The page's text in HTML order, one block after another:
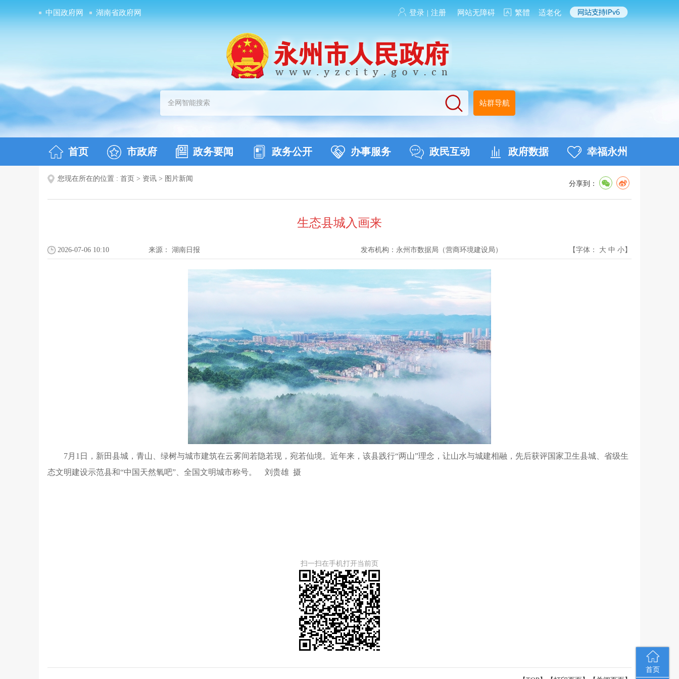
中国政府网 湖南省政府网 登录 | 注册 网站无障碍 繁體 适老化
站群导航
首页 市政府 政务要闻 政务公开 办事服务 政民互动 政府数据 幸福永州
首页
您现在所在的位置 : 首页 > 资讯 > 图片新闻
分享到：
生态县城入画来
2026-07-06 10:10 来源： 湖南日报 发布机构： 永州市数据局（营商环境建设局） 【字体： 大 中 小】
7月1日，新田县城，青山、绿树与城市建筑在云雾间若隐若现，宛若仙境。近年来，该县践行“两山”理念，让山水与城建相融，先后获评国家卫生县城、省级生
态文明建设示范县和“中国天然氧吧”、全国文明城市称号。
刘贵雄 摄
扫一扫在手机打开当前页